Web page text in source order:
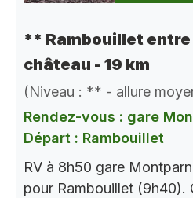
** Rambouillet
château - 19 km
(Niveau : ** - allure
Rendez-vous : gare
Départ : Rambouillet
RV à 8h50 gare
pour Rambouillet (9h40).